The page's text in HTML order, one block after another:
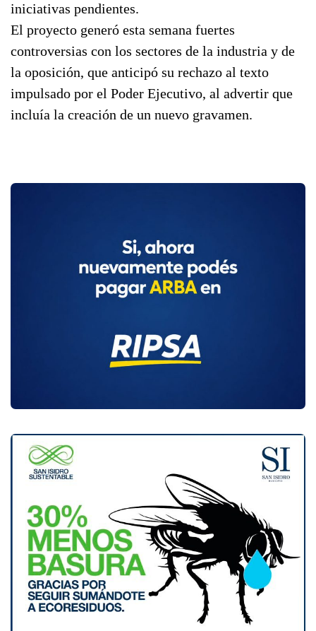
iniciativas pendientes.
El proyecto generó esta semana fuertes
controversias con los sectores de la industria y de
la oposición, que anticipó su rechazo al texto
impulsado por el Poder Ejecutivo, al advertir que
incluía la creación de un nuevo gravamen.